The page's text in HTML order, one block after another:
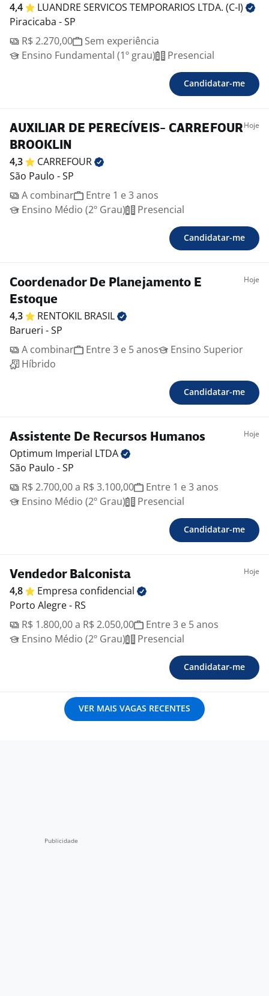
4,4 LUANDRE SERVICOS TEMPORARIOS LTDA. (C-I)
Piracicaba - SP
R$ 2.270,00
Sem experiência
Ensino Fundamental (1º grau)
Presencial
Candidatar-me
AUXILIAR DE PERECÍVEIS- CARREFOUR
BROOKLIN
Hoje
4,3
CARREFOUR
São Paulo - SP
A combinar
Entre 1 e 3 anos
Ensino Médio (2º Grau)
Presencial
Candidatar-me
Coordenador De Planejamento E
Estoque
Hoje
4,3 RENTOKIL BRASIL
Barueri - SP
A combinar
Entre 3 e 5 anos
Ensino Superior
Híbrido
Candidatar-me
Assistente De Recursos Humanos Hoje
Optimum Imperial LTDA
São Paulo - SP
R$ 2.700,00 a R$ 3.100,00
Entre 1 e 3 anos
Ensino Médio (2º Grau)
Presencial
Candidatar-me
Vendedor Balconista Hoje
4,8 Empresa confidencial
Porto Alegre - RS
R$ 1.800,00 a R$ 2.050,00
Entre 3 e 5 anos
Ensino Médio (2º Grau)
Presencial
Candidatar-me
VER MAIS VAGAS RECENTES